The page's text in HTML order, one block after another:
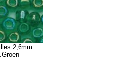
2,6mm